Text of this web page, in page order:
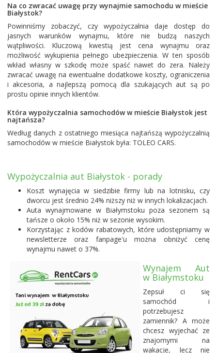
Na co zwracać uwagę przy wynajmie samochodu w mieście
Białystok?
Powinniśmy zobaczyć, czy wypożyczalnia daje dostęp do
jasnych warunków wynajmu, które nie budzą naszych
wątpliwości. Kluczową kwestią jest cena wynajmu oraz
możliwość wykupienia pełnego ubezpieczenia. W ten sposób
wkład własny w szkodę może spaść nawet do zera. Należy
zwracać uwagę na ewentualne dodatkowe koszty, ograniczenia
i akcesoria, a najlepszą pomocą dla szukających aut są po
prostu opinie innych klientów.
Która wypożyczalnia samochodów w mieście Białystok jest
najtańsza?
Według danych z ostatniego miesiąca najtańszą wypożyczalnią
samochodów w mieście Białystok była: TOLEO CARS.
Wypożyczalnia aut Białystok - porady
Koszt wynajęcia w siedzibie firmy lub na lotnisku, czy
dworcu jest średnio 24% niższy niż w innych lokalizacjach.
Auta wynajmowane w Białymstoku poza sezonem są
tańsze o około 15% niż w sezonie wysokim.
Korzystając z kodów rabatowych, które udostępniamy w
newsletterze oraz fanpage'u można obniżyć cenę
wynajmu nawet o 37%.
Wynajem Aut
w Białymstoku
Zepsuł ci się
samochód i
potrzebujesz
zamiennik? A może
chcesz wyjechać ze
znajomymi na
wakacje, lecz nie